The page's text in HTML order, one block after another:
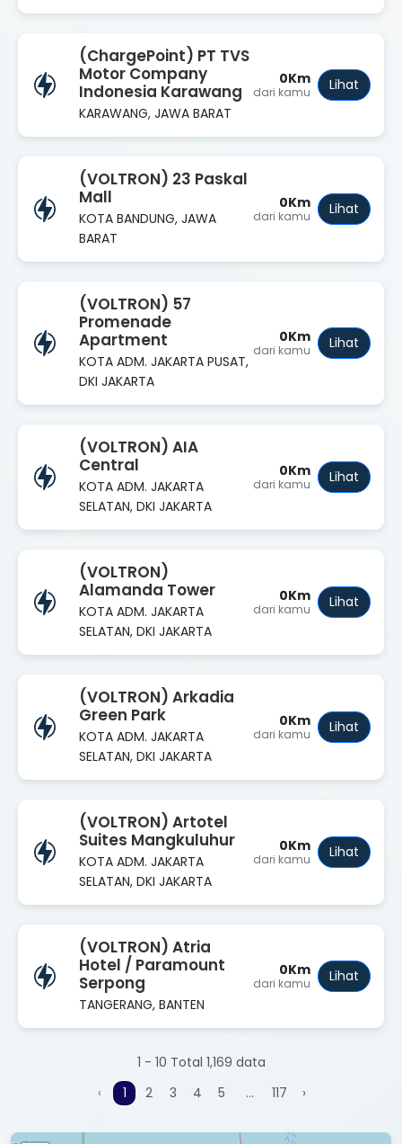
(ChargePoint) PT TVS
Motor Company
Indonesia Karawang
KARAWANG, JAWA BARAT
0Km
dari kamu Lihat
(VOLTRON) 23 Paskal
Mall
KOTA BANDUNG, JAWA
BARAT
0Km
dari kamu Lihat
(VOLTRON) 57
Promenade
Apartment
KOTA ADM. JAKARTA PUSAT,
DKI JAKARTA
0Km
dari kamu Lihat
(VOLTRON) AIA
Central
KOTA ADM. JAKARTA
SELATAN, DKI JAKARTA
0Km
dari kamu Lihat
(VOLTRON)
Alamanda Tower
KOTA ADM. JAKARTA
SELATAN, DKI JAKARTA
0Km
dari kamu Lihat
(VOLTRON) Arkadia
Green Park
KOTA ADM. JAKARTA
SELATAN, DKI JAKARTA
0Km
dari kamu Lihat
(VOLTRON) Artotel
Suites Mangkuluhur
KOTA ADM. JAKARTA
SELATAN, DKI JAKARTA
0Km
dari kamu Lihat
(VOLTRON) Atria
Hotel / Paramount
Serpong
TANGERANG, BANTEN
0Km
dari kamu Lihat
1 - 10 Total 1,169 data
‹
1 2 3 4 5 … 117 ›